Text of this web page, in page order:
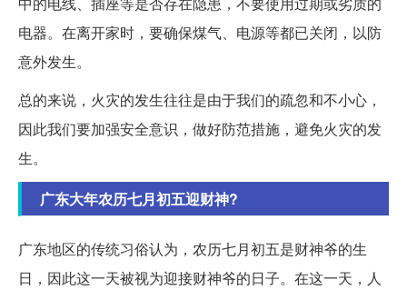
电器。在离开家时，要确保煤气、电源等都已关闭，以防
意外发生。
总的来说，火灾的发生往往是由于我们的疏忽和不小心，
因此我们要加强安全意识，做好防范措施，避免火灾的发
生。
广东大年农历七月初五迎财神?
广东地区的传统习俗认为，农历七月初五是财神爷的生
日，因此这一天被视为迎接财神爷的日子。在这一天，人